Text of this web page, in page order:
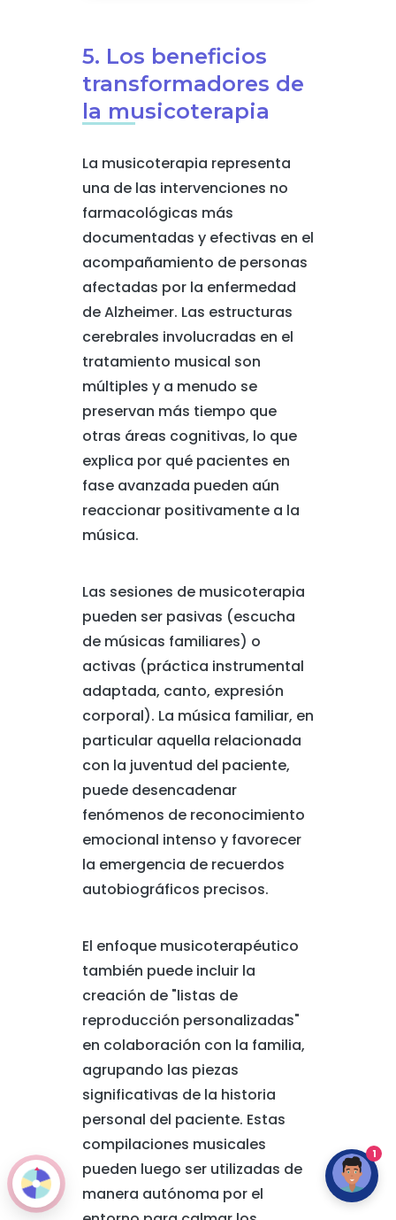
5. Los beneficios
transformadores de
la musicoterapia
La musicoterapia representa
una de las intervenciones no
farmacológicas más
documentadas y efectivas en el
acompañamiento de personas
afectadas por la enfermedad
de Alzheimer. Las estructuras
cerebrales involucradas en el
tratamiento musical son
múltiples y a menudo se
preservan más tiempo que
otras áreas cognitivas, lo que
explica por qué pacientes en
fase avanzada pueden aún
reaccionar positivamente a la
música.
Las sesiones de musicoterapia
pueden ser pasivas (escucha
de músicas familiares) o
activas (práctica instrumental
adaptada, canto, expresión
corporal). La música familiar, en
particular aquella relacionada
con la juventud del paciente,
puede desencadenar
fenómenos de reconocimiento
emocional intenso y favorecer
la emergencia de recuerdos
autobiográficos precisos.
El enfoque musicoterapéutico
también puede incluir la
creación de "listas de
reproducción personalizadas"
en colaboración con la familia,
agrupando las piezas
significativas de la historia
personal del paciente. Estas
compilaciones musicales
pueden luego ser utilizadas de
manera autónoma por el
1